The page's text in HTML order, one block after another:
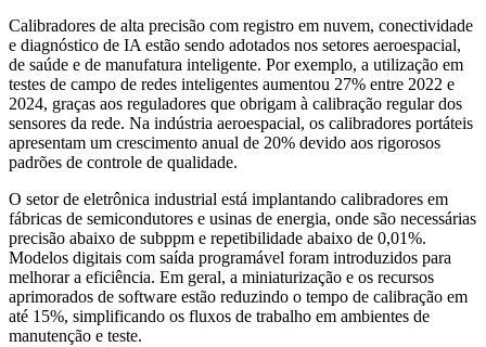
Calibradores de alta precisão com registro em nuvem, conectividade
e diagnóstico de IA estão sendo adotados nos setores aeroespacial,
de saúde e de manufatura inteligente. Por exemplo, a utilização em
testes de campo de redes inteligentes aumentou 27% entre 2022 e
2024, graças aos reguladores que obrigam à calibração regular dos
sensores da rede. Na indústria aeroespacial, os calibradores portáteis
apresentam um crescimento anual de 20% devido aos rigorosos
padrões de controle de qualidade.
O setor de eletrônica industrial está implantando calibradores em
fábricas de semicondutores e usinas de energia, onde são necessárias
precisão abaixo de subppm e repetibilidade abaixo de 0,01%.
Modelos digitais com saída programável foram introduzidos para
melhorar a eficiência. Em geral, a miniaturização e os recursos
aprimorados de software estão reduzindo o tempo de calibração em
até 15%, simplificando os fluxos de trabalho em ambientes de
manutenção e teste.